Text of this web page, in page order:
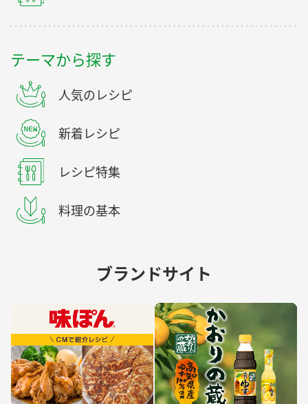
テーマから探す
人気のレシピ
新着レシピ
レシピ特集
料理の基本
ブランドサイト